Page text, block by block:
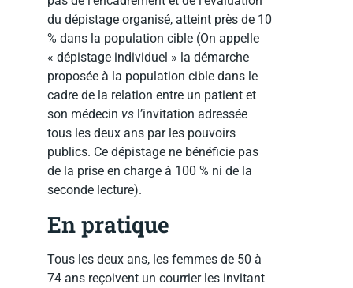
du dépistage organisé, atteint près de 10
% dans la population cible (On appelle
« dépistage individuel » la démarche
proposée à la population cible dans le
cadre de la relation entre un patient et
son médecin vs l’invitation adressée
tous les deux ans par les pouvoirs
publics. Ce dépistage ne bénéficie pas
de la prise en charge à 100 % ni de la
seconde lecture).
En pratique
Tous les deux ans, les femmes de 50 à
74 ans reçoivent un courrier les invitant